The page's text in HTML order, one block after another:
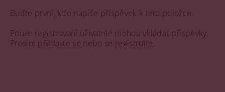
Buďte první, kdo napíše příspěvek k této položce.
Pouze registrovaní uživatelé mohou vkládat příspěvky.
Prosím přihlaste se nebo se registrujte